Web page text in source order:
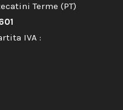
Terme (PT)
IVA :